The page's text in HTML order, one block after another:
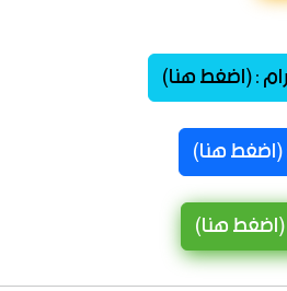
: (اضغط هنا)
(اضغط هنا)
هنا)